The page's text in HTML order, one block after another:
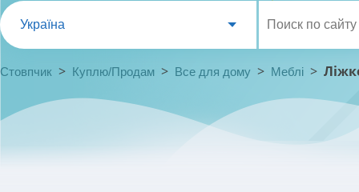
Україна
Стовпчик > Куплю/Продам > Все для дому > Меблі >